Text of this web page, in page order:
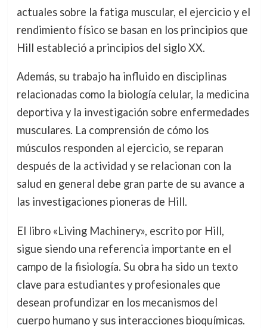
actuales sobre la fatiga muscular, el ejercicio y el
rendimiento físico se basan en los principios que
Hill estableció a principios del siglo XX.
Además, su trabajo ha influido en disciplinas
relacionadas como la biología celular, la medicina
deportiva y la investigación sobre enfermedades
musculares. La comprensión de cómo los
músculos responden al ejercicio, se reparan
después de la actividad y se relacionan con la
salud en general debe gran parte de su avance a
las investigaciones pioneras de Hill.
El libro «Living Machinery», escrito por Hill,
sigue siendo una referencia importante en el
campo de la fisiología. Su obra ha sido un texto
clave para estudiantes y profesionales que
desean profundizar en los mecanismos del
cuerpo humano y sus interacciones bioquímicas.